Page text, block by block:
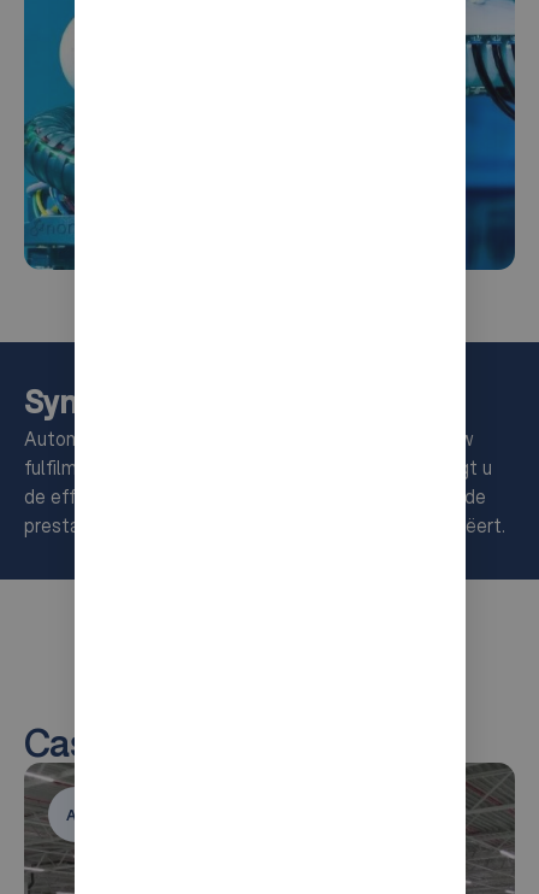
Syncing for peak-proof picking
Automatiseer de meest arbeidsintensieve stap in uw
fulfilmentproces. Met orderverzamelrobots verhoogt u
de efficiëntie, vermindert u fouten en stabiliseert u de
prestaties terwijl u een schaalbaar pad naar ROI creëert.
Case Studies
AutoStore